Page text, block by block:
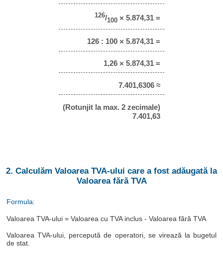
126/100 × 5.874,31 =
126 : 100 × 5.874,31 =
1,26 × 5.874,31 =
7.401,6306 ≈
(Rotunjit la max. 2 zecimale)
7.401,63
2. Calculăm Valoarea TVA-ului care a fost adăugată la
Valoarea fără TVA
Formula:
Valoarea TVA-ului = Valoarea cu TVA inclus - Valoarea fără TVA
Valoarea TVA-ului, percepută de operatori, se virează la bugetul
de stat.